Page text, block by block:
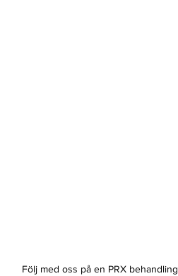
Följ med oss på en PRX behandling